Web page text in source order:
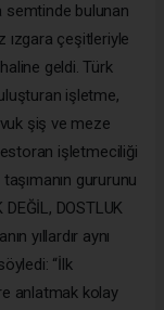
semtinde bulunan
ızgara çeşitleriyle
geldi. Türk
işletme,
şiş ve meze
işletmeciliği
gururunu
DEĞİL, DOSTLUK
yıllardır aynı
“İlk
anlatmak kolay